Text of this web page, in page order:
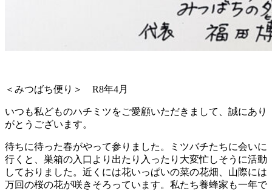
＜みつばち便り＞ R8年4月
いつも私どものハチミツをご愛顧いただきまして、誠にあり
がとうございます。
待ちに待った春がやって参りました。ミツバチたちに会いに
行くと、巣箱の入口より出たり入ったり大変忙しそうに活動
しておりました。近くには花いっぱいの菜の花畑、山際には
万回の桜の花が咲きそろっています。私たち養蜂家も一年で